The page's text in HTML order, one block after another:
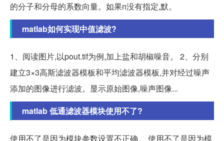
的分子和分母的系数向量。如果n没有指定,默。
matlab如何实现中值滤波?
1、阅读图片,以pout.tif为例,加上盐和胡椒噪音。 2、分别
建立3×3高斯滤波器模板和平均滤波器模板,并对经过噪声
添加的图像进行滤波。显示原始图像,噪声图像...
matlab 低通滤波器模块使用不了?
使用不了是因为模块参数设置不正确。 使用不了是因为模